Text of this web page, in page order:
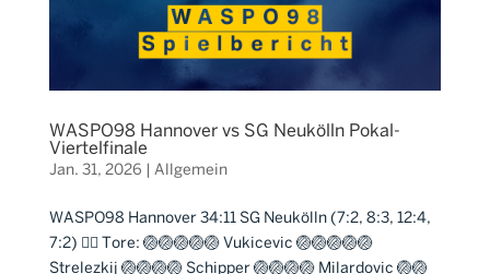
WASPO98 Hannover vs SG Neukölln Pokal-
Viertelfinale
Jan. 31, 2026 Allgemein
WASPO98 Hannover 34:11 SG Neukölln (7:2, 8:3, 12:4,
7:2) 🤽‍♂️ Tore: 🏐🏐🏐🏐🏐 Vukicevic 🏐🏐🏐🏐🏐
Strelezkij 🏐🏐🏐🏐 Schipper 🏐🏐🏐🏐 Milardovic 🏐🏐